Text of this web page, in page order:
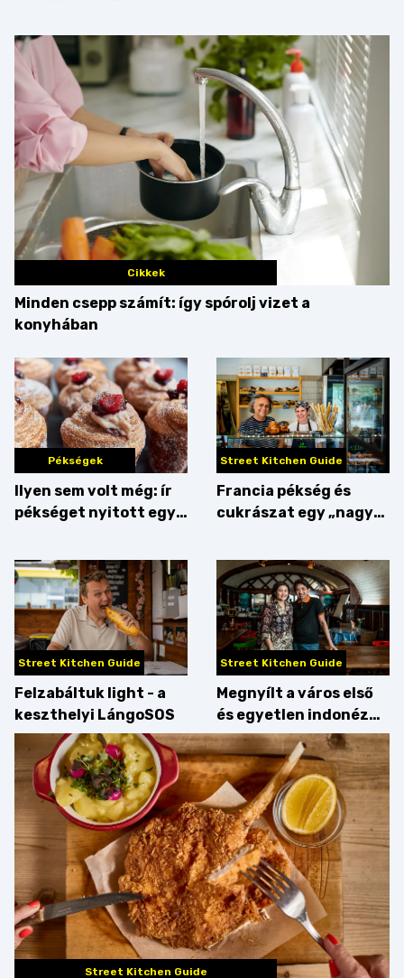
Cikkek
Minden csepp számít: így spórolj vizet a
konyhában
Pékségek
Ilyen sem volt még: ír
pékséget nyitott egy
Street Kitchen Guide
Francia pékség és
cukrászat egy „nagy
Street Kitchen Guide
Felzabáltuk light - a
keszthelyi LángoSOS
Street Kitchen Guide
Megnyílt a város első
és egyetlen indonéz
étterme a Kolosy
téren, mi pedig
kipróbáltuk!
Street Kitchen Guide